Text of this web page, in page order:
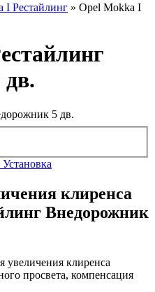
I Рестайлинг » Opel Mokka I
клиренса
Внедорожник
увеличения клиренса
просвета, компенсация